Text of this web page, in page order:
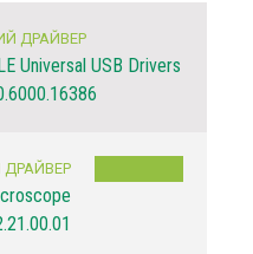
ДРАЙВЕР
Universal USB Drivers